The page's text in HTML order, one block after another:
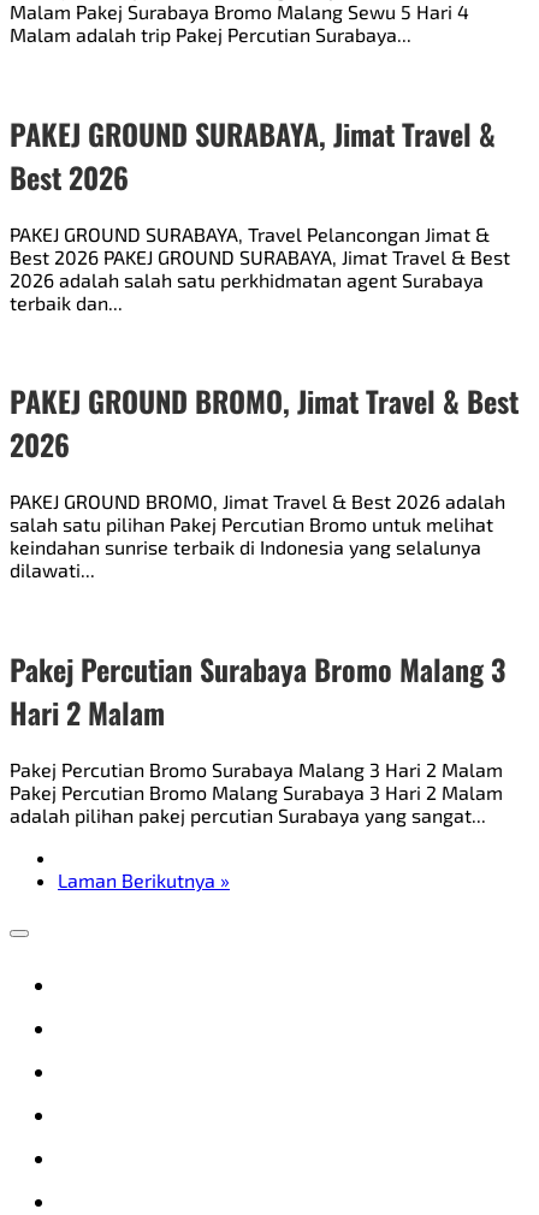
Malam Pakej Surabaya Bromo Malang Sewu 5 Hari 4
Malam adalah trip Pakej Percutian Surabaya...
PAKEJ GROUND SURABAYA, Jimat Travel &
Best 2026
PAKEJ GROUND SURABAYA, Travel Pelancongan Jimat &
Best 2026 PAKEJ GROUND SURABAYA, Jimat Travel & Best
2026 adalah salah satu perkhidmatan agent Surabaya
terbaik dan...
PAKEJ GROUND BROMO, Jimat Travel & Best
2026
PAKEJ GROUND BROMO, Jimat Travel & Best 2026 adalah
salah satu pilihan Pakej Percutian Bromo untuk melihat
keindahan sunrise terbaik di Indonesia yang selalunya
dilawati...
Pakej Percutian Surabaya Bromo Malang 3
Hari 2 Malam
Pakej Percutian Bromo Surabaya Malang 3 Hari 2 Malam
Pakej Percutian Bromo Malang Surabaya 3 Hari 2 Malam
adalah pilihan pakej percutian Surabaya yang sangat...
Laman Berikutnya »